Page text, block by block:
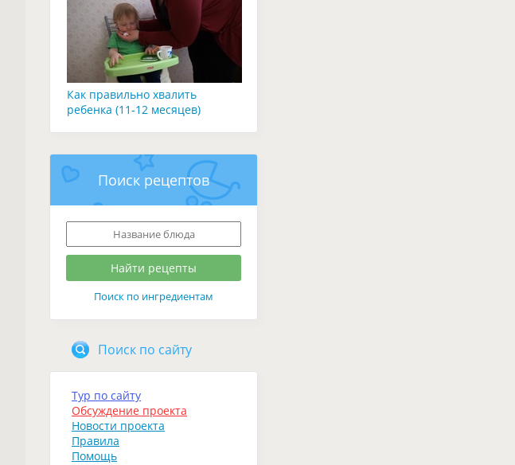
Как правильно хвалить
ребенка (11-12 месяцев)
Поиск рецептов
Поиск по ингредиентам
Поиск по сайту
Тур по сайту
Обсуждение проекта
Новости проекта
Правила
Помощь